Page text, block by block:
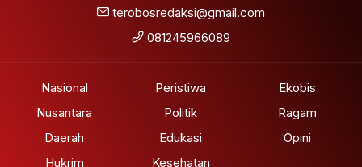
terobosredaksi@gmail.com
081245966089
Nasional
Nusantara
Daerah
Hukrim
Peristiwa
Politik
Edukasi
Kesehatan
Ekobis
Ragam
Opini